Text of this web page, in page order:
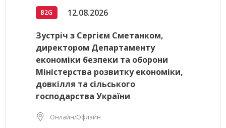
B2G 12.08.2026
Зустріч з Сергієм Сметанком,
директором Департаменту
економіки безпеки та оборони
Міністерства розвитку економіки,
довкілля та сільського
господарства України
Онлайн/Офлайн